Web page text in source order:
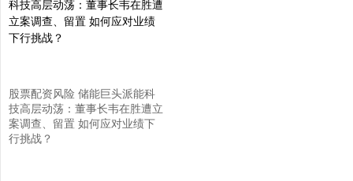
股票配资风险 储能巨头派能科
技高层动荡：董事长韦在胜遭立
案调查、留置 如何应对业绩下
行挑战？